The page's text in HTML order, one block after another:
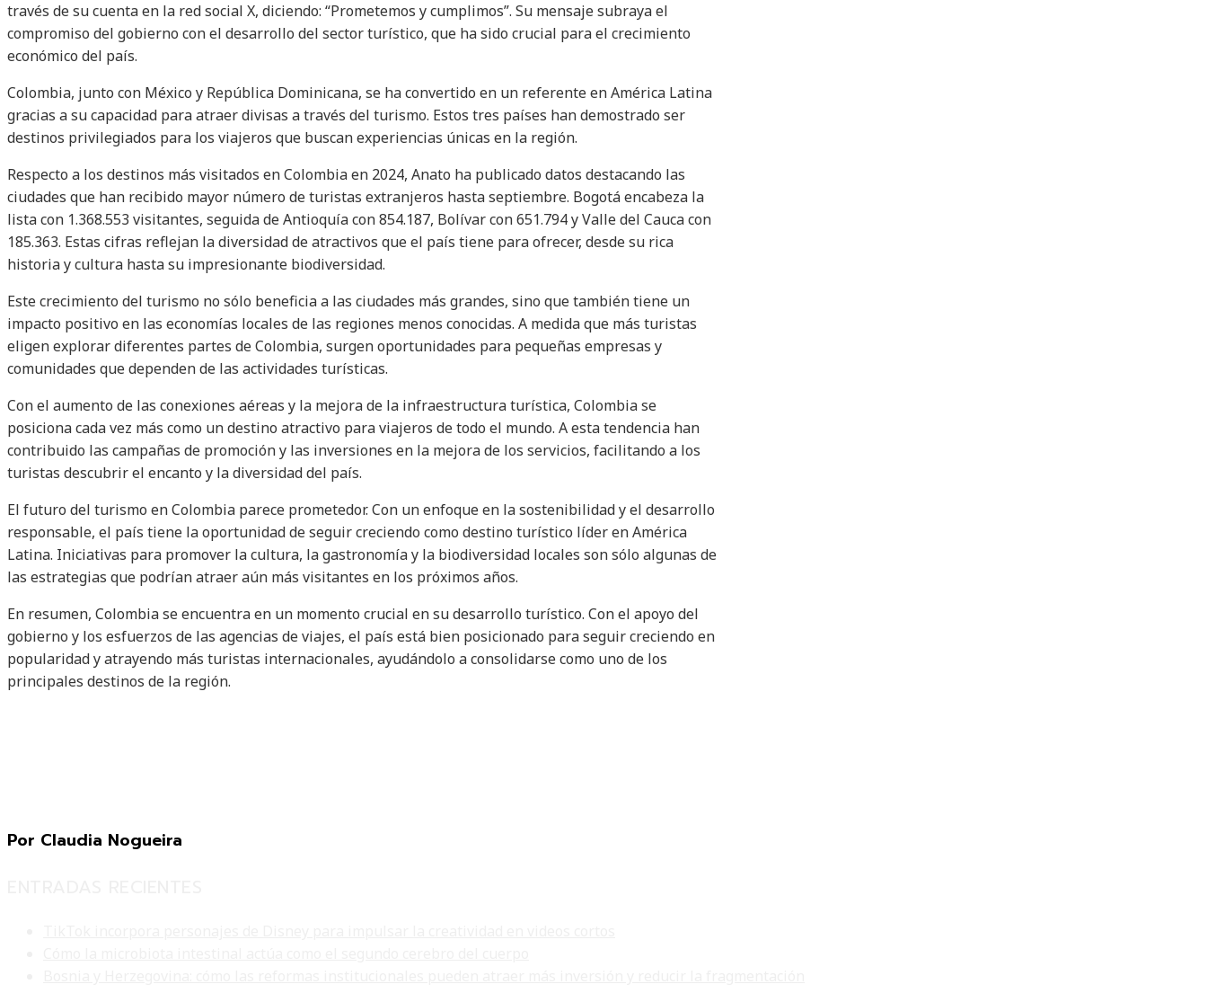
través de su cuenta en la red social X, diciendo: “Prometemos y cumplimos”. Su mensaje subraya el
compromiso del gobierno con el desarrollo del sector turístico, que ha sido crucial para el crecimiento
económico del país.
Colombia, junto con México y República Dominicana, se ha convertido en un referente en América Latina
gracias a su capacidad para atraer divisas a través del turismo. Estos tres países han demostrado ser
destinos privilegiados para los viajeros que buscan experiencias únicas en la región.
Respecto a los destinos más visitados en Colombia en 2024, Anato ha publicado datos destacando las
ciudades que han recibido mayor número de turistas extranjeros hasta septiembre. Bogotá encabeza la
lista con 1.368.553 visitantes, seguida de Antioquía con 854.187, Bolívar con 651.794 y Valle del Cauca con
185.363. Estas cifras reflejan la diversidad de atractivos que el país tiene para ofrecer, desde su rica
historia y cultura hasta su impresionante biodiversidad.
Este crecimiento del turismo no sólo beneficia a las ciudades más grandes, sino que también tiene un
impacto positivo en las economías locales de las regiones menos conocidas. A medida que más turistas
eligen explorar diferentes partes de Colombia, surgen oportunidades para pequeñas empresas y
comunidades que dependen de las actividades turísticas.
Con el aumento de las conexiones aéreas y la mejora de la infraestructura turística, Colombia se
posiciona cada vez más como un destino atractivo para viajeros de todo el mundo. A esta tendencia han
contribuido las campañas de promoción y las inversiones en la mejora de los servicios, facilitando a los
turistas descubrir el encanto y la diversidad del país.
El futuro del turismo en Colombia parece prometedor. Con un enfoque en la sostenibilidad y el desarrollo
responsable, el país tiene la oportunidad de seguir creciendo como destino turístico líder en América
Latina. Iniciativas para promover la cultura, la gastronomía y la biodiversidad locales son sólo algunas de
las estrategias que podrían atraer aún más visitantes en los próximos años.
En resumen, Colombia se encuentra en un momento crucial en su desarrollo turístico. Con el apoyo del
gobierno y los esfuerzos de las agencias de viajes, el país está bien posicionado para seguir creciendo en
popularidad y atrayendo más turistas internacionales, ayudándolo a consolidarse como uno de los
principales destinos de la región.
Por Claudia Nogueira